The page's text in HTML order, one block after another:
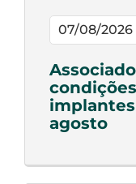
07/08/2026
agosto